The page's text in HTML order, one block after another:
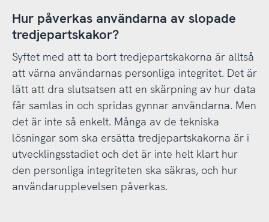
Hur påverkas användarna av slopade
tredjepartskakor?
Syftet med att ta bort tredjepartskakorna är alltså
att värna användarnas personliga integritet. Det är
lätt att dra slutsatsen att en skärpning av hur data
får samlas in och spridas gynnar användarna. Men
det är inte så enkelt. Många av de tekniska
lösningar som ska ersätta tredjepartskakorna är i
utvecklingsstadiet och det är inte helt klart hur
den personliga integriteten ska säkras, och hur
användarupplevelsen påverkas.